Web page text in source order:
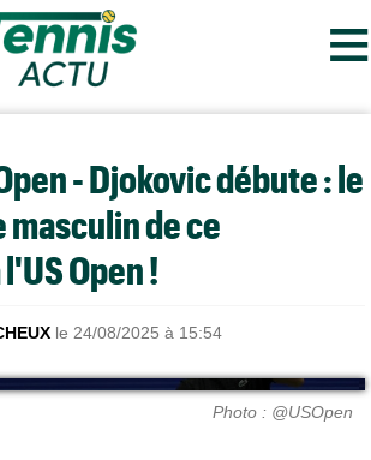
≡
- Djokovic débute : le
de ce
Open !
le 24/08/2025 à 15:54
Photo : @USOpen